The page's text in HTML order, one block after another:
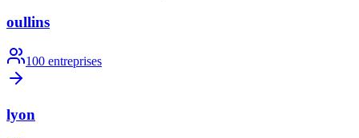
oullins
100 entreprises
lyon